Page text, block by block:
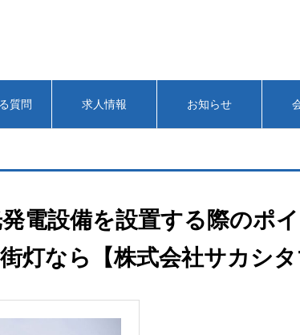
質問 求人情報 お知らせ
電設備を設置する際のポ
灯なら【株式会社サカシタ